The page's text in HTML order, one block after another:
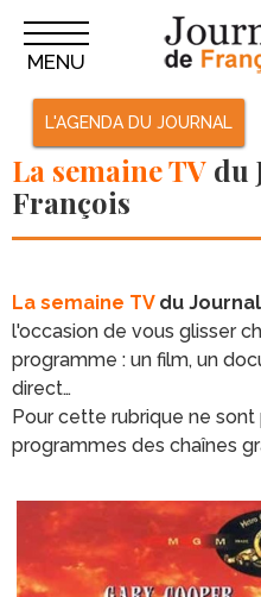
L'AGENDA DU JOURNAL
MENU
La semaine TV du
François
La semaine TVdu
l'occasion de vous glisser
programme : un film, un
direct…
Pour cette rubrique ne
programmes des chaînes